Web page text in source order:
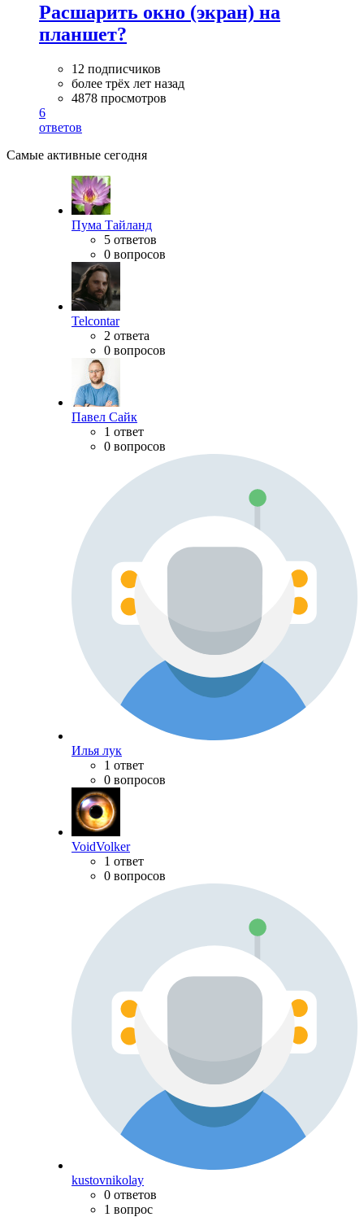
Расшарить окно (экран) на
планшет?
12 подписчиков
более трёх лет назад
4878 просмотров
6
ответов
Самые активные сегодня
Пума Тайланд
5 ответов
0 вопросов
Telcontar
2 ответа
0 вопросов
Павел Сайк
1 ответ
0 вопросов
Илья лук
1 ответ
0 вопросов
VoidVolker
1 ответ
0 вопросов
kustovnikolay
0 ответов
1 вопрос